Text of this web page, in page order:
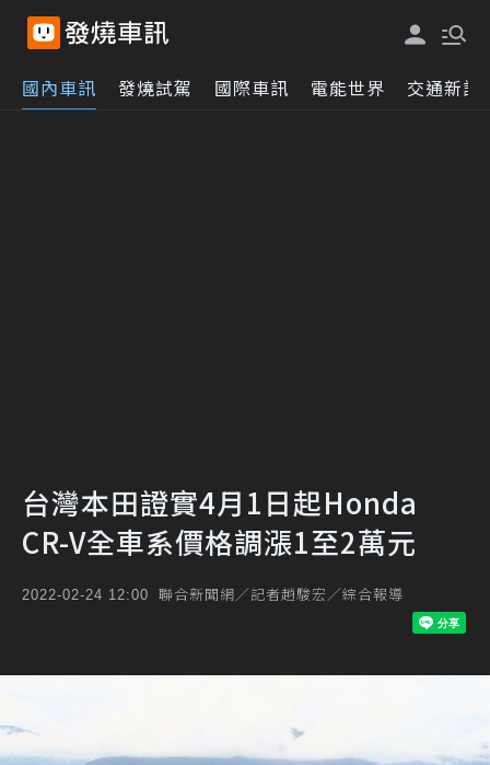
國內車訊 發燒試駕 國際車訊 電能世界 交通新訊
台灣本田證實4月1日起Honda
CR-V全車系價格調漲1至2萬元
2022-02-24 12:00 聯合新聞網／記者趙駿宏／綜合報導